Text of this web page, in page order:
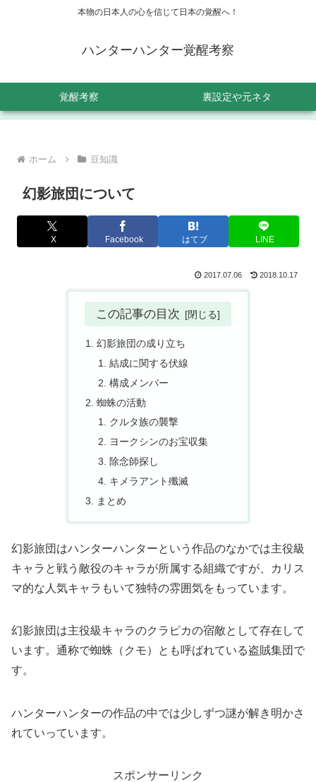
本物の日本人の心を信じて日本の覚醒へ！
ハンターハンター覚醒考察
覚醒考察 裏設定や元ネタ
ホーム 豆知識
幻影旅団について
X Facebook はてブ LINE
2017.07.06 2018.10.17
この記事の目次
幻影旅団の成り立ち
結成に関する伏線
構成メンバー
蜘蛛の活動
クルタ族の襲撃
ヨークシンのお宝収集
除念師探し
キメラアント殲滅
まとめ
幻影旅団はハンターハンターという作品のなかでは主役級
キャラと戦う敵役のキャラが所属する組織ですが、カリス
マ的な人気キャラもいて独特の雰囲気をもっています。
幻影旅団は主役級キャラのクラピカの宿敵として存在して
います。通称で蜘蛛（クモ）とも呼ばれている盗賊集団で
す。
ハンターハンターの作品の中では少しずつ謎が解き明かさ
れていっています。
スポンサーリンク